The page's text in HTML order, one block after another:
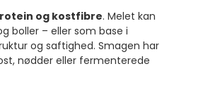
og kostfibre. Melet kan
boller – eller som base i
og saftighed. Smagen har
nødder eller fermenterede